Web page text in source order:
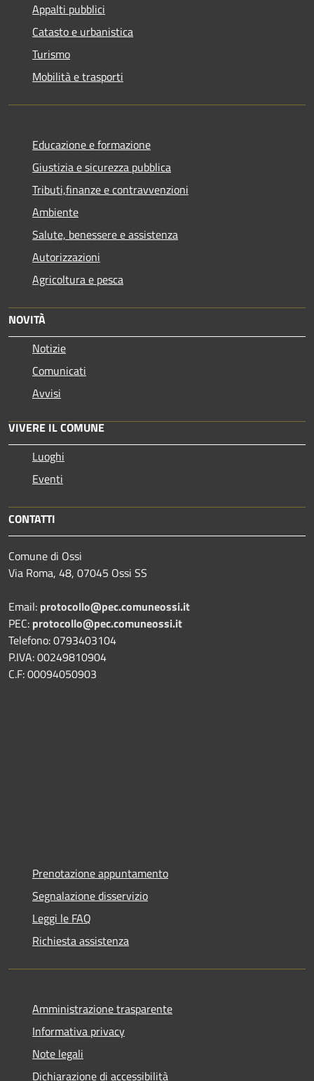
Appalti pubblici
Catasto e urbanistica
Turismo
Mobilità e trasporti
Educazione e formazione
Giustizia e sicurezza pubblica
Tributi,finanze e contravvenzioni
Ambiente
Salute, benessere e assistenza
Autorizzazioni
Agricoltura e pesca
NOVITÀ
Notizie
Comunicati
Avvisi
VIVERE IL COMUNE
Luoghi
Eventi
CONTATTI
Comune di Ossi
Via Roma, 48, 07045 Ossi SS
Email: protocollo@pec.comuneossi.it
PEC: protocollo@pec.comuneossi.it
Telefono: 0793403104
P.IVA: 00249810904
C.F: 00094050903
Prenotazione appuntamento
Segnalazione disservizio
Leggi le FAQ
Richiesta assistenza
Amministrazione trasparente
Informativa privacy
Note legali
Dichiarazione di accessibilità